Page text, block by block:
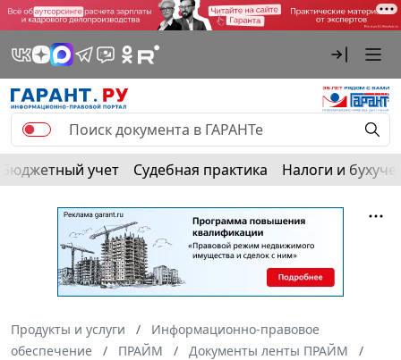
Бюджетный учет Судебная практика Налоги и
Продукты и услуги
Информационно-правовое
обеспечение
ПРАЙМ
Документы ленты ПРАЙМ